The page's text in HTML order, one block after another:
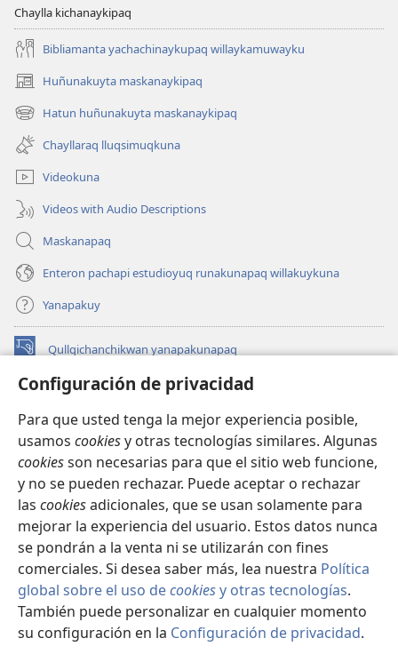
Configuración de privacidad
Para que usted tenga la mejor experiencia posible,
usamos cookiesy otras tecnologías similares. Algunas
cookiesson necesarias para que el sitio web funcione,
y no se pueden rechazar. Puede aceptar o rechazar
las cookiesadicionales, que se usan solamente para
mejorar la experiencia del usuario. Estos datos nunca
se pondrán a la venta ni se utilizarán con fines
comerciales. Si desea saber más, lea nuestra Política
global sobre el uso decookiesy otras tecnologías.
También puede personalizar en cualquier momento
su configuración en la Configuración de privacidad.
Chaylla kichanaykipaq
Bibliamanta yachachinaykupaq willaykamuwayku
Huñunakuyta maskanaykipaq
(abre
una
nueva
ventana)
Hatun huñunakuyta maskanaykipaq
(abre
una
nueva
ventana)
Chayllaraq lluqsimuqkuna
Videokuna
Videos with Audio Descriptions
Maskanapaq
Enteron pachapi estudioyuq runakunapaq willakuykuna
Yanapakuy
Qullqichanchikwan yanapakunapaq
(abre
nueva INTERNETPI QILLQAKUNA Watchtower™
una
nueva
ventana)
JW Hub
(abre
una
nueva
ventana)
JW Library®
Watchtower Library
Copyright© 2026 Watch Tower Bible and Tract Society of Pennsylvania.
IMAYNA SERVICHIKUNAPAQ|WAQAYCHASQA KANANPAQ|
CONFIGURACIÓN DE PRIVACIDAD